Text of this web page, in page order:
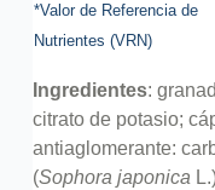
*Valor de Referencia de
Nutrientes (VRN)
Ingredientes:
citrato de potasio;
antiaglomerante:
(Sophora japonica